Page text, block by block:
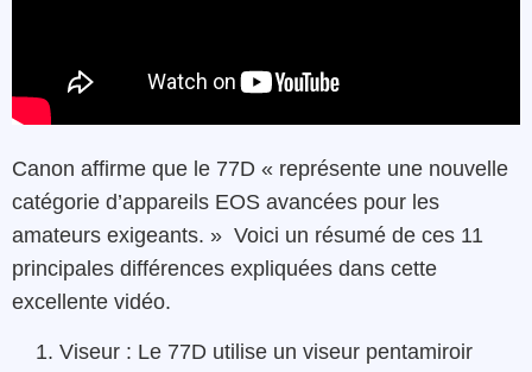
Canon affirme que le 77D « représente une nouvelle
catégorie d’appareils EOS avancées pour les
amateurs exigeants. » Voici un résumé de ces 11
principales différences expliquées dans cette
excellente vidéo.
Viseur : Le 77D utilise un viseur pentamiroir